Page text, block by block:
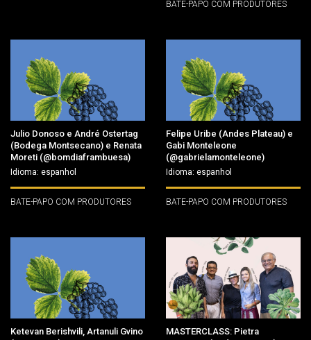
BATE-PAPO COM PRODUTORES
Julio Donoso e André Ostertag
(Bodega Montsecano) e Renata
Moreti (@bomdiaframbuesa)
Idioma: espanhol
BATE-PAPO COM PRODUTORES
Felipe Uribe (Andes Plateau) e
Gabi Monteleone
(@gabrielamonteleone)
Idioma: espanhol
BATE-PAPO COM PRODUTORES
Ketevan Berishvili, Artanuli Gvino
MASTERCLASS: Pietra